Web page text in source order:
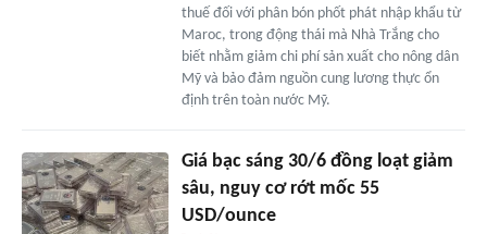
thuế đối với phân bón phốt phát nhập khẩu từ
Maroc, trong động thái mà Nhà Trắng cho
biết nhằm giảm chi phí sản xuất cho nông dân
Mỹ và bảo đảm nguồn cung lương thực ổn
định trên toàn nước Mỹ.
Giá bạc sáng 30/6 đồng loạt giảm
sâu, nguy cơ rớt mốc 55
USD/ounce